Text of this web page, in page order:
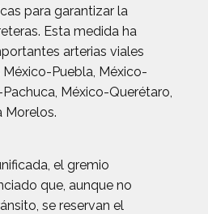
para garantizar la
Esta medida ha
arterias viales
Puebla, México-
México-Querétaro,
Morelos.
el gremio
que, aunque no
se reservan el